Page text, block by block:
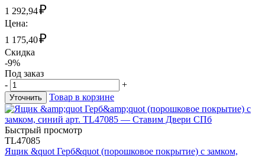
1 292,94₽
Цена:
1 175,40₽
Скидка
-9%
Под заказ
-
+
Уточнить Товар в корзине
Быстрый просмотр
TL47085
Ящик &quot Герб&quot (порошковое покрытие) с замком,